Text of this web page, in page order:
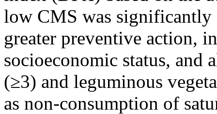
low CMS was significantly
greater preventive action,
socioeconomic status,
(≥3) and leguminous
as non-consumption of